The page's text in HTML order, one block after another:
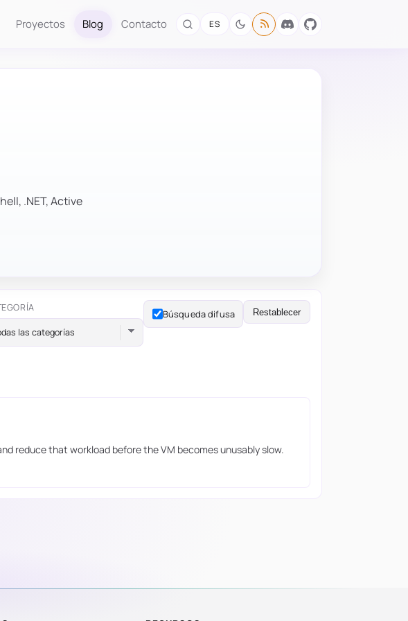
Proyectos Blog Contacto ES
.NET, Active
las categorías
Búsqueda difusa Restablecer
reduce that workload before the VM becomes unusably slow.